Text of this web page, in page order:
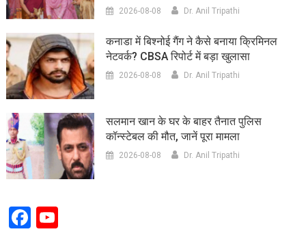
2026-08-08 Dr. Anil Tripathi
कनाडा में बिश्नोई गैंग ने कैसे बनाया क्रिमिनल
नेटवर्क? CBSA रिपोर्ट में बड़ा खुलासा
2026-08-08 Dr. Anil Tripathi
सलमान खान के घर के बाहर तैनात पुलिस
कॉन्स्टेबल की मौत, जानें पूरा मामला
2026-08-08 Dr. Anil Tripathi
Facebook
YouTube